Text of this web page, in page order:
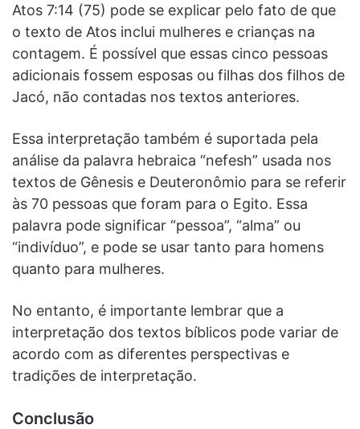
Atos 7:14 (75) pode se explicar pelo fato de que
o texto de Atos inclui mulheres e crianças na
contagem. É possível que essas cinco pessoas
adicionais fossem esposas ou filhas dos filhos de
Jacó, não contadas nos textos anteriores.
Essa interpretação também é suportada pela
análise da palavra hebraica “nefesh” usada nos
textos de Gênesis e Deuteronômio para se referir
às 70 pessoas que foram para o Egito. Essa
palavra pode significar “pessoa”, “alma” ou
“indivíduo”, e pode se usar tanto para homens
quanto para mulheres.
No entanto, é importante lembrar que a
interpretação dos textos bíblicos pode variar de
acordo com as diferentes perspectivas e
tradições de interpretação.
Conclusão